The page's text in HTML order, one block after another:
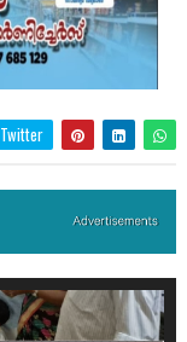
Twitter